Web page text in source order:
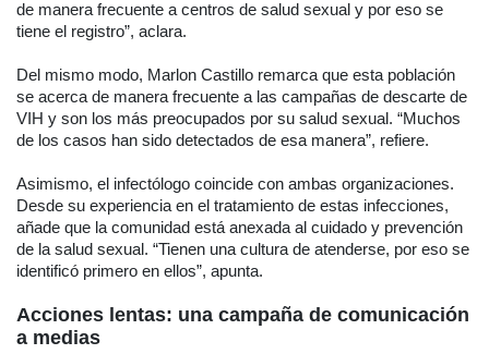
de manera frecuente a centros de salud sexual y por eso se
tiene el registro”, aclara.
Del mismo modo, Marlon Castillo remarca que esta población
se acerca de manera frecuente a las campañas de descarte de
VIH y son los más preocupados por su salud sexual. “Muchos
de los casos han sido detectados de esa manera”, refiere.
Asimismo, el infectólogo coincide con ambas organizaciones.
Desde su experiencia en el tratamiento de estas infecciones,
añade que la comunidad está anexada al cuidado y prevención
de la salud sexual. “Tienen una cultura de atenderse, por eso se
identificó primero en ellos”, apunta.
Acciones lentas: una campaña de comunicación
a medias